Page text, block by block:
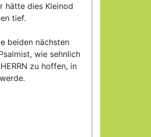
hätte dies Kleinod
tief.
beiden nächsten
wie sehnlich
zu hoffen, in